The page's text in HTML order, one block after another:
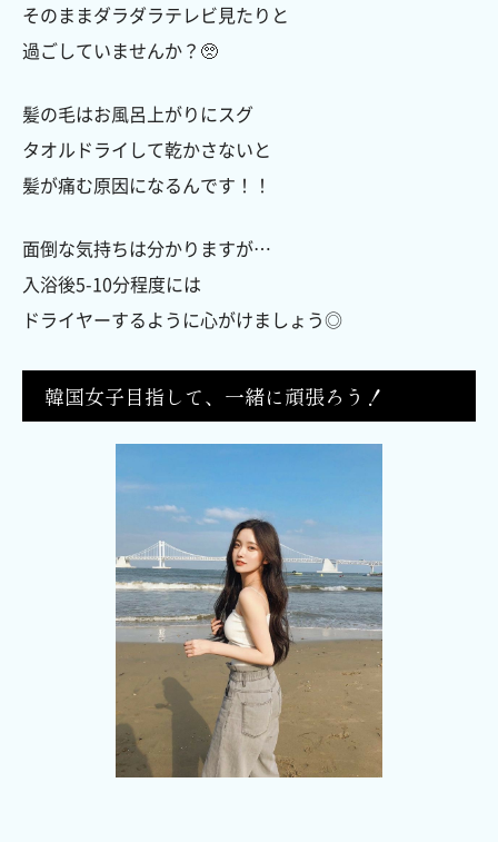
そのままダラダラテレビ見たりと
過ごしていませんか？🥺
髪の毛はお風呂上がりにスグ
タオルドライして乾かさないと
髪が痛む原因になるんです！！
面倒な気持ちは分かりますが…
入浴後5-10分程度には
ドライヤーするように心がけましょう◎
韓国女子目指して、一緒に頑張ろう！